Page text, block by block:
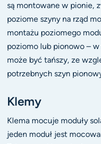
są montowane w pionie,
poziome szyny na rząd
montażu poziomego
poziomo lub pionowo –
może być tańszy, ze
potrzebnych szyn
Klemy
Klema mocuje moduły
jeden moduł jest